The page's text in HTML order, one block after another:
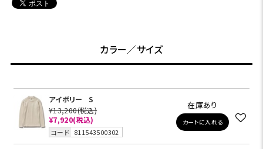
カラー／サイズ
アイボリー
S
¥13,200(税込)
¥7,920(税込)
コード 811543500302
在庫あり
カートに入れる